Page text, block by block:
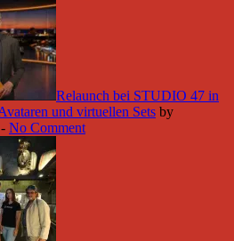
Relaunch bei STUDIO 47 in
und virtuellen Sets by
- No Comment